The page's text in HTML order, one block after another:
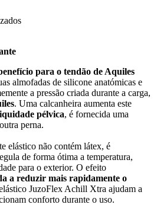
para o tendão de Aquiles
almofadas de silicone anatómicas e
a pressão criada durante a carga,
. Uma calcanheira aumenta este
pélvica, é fornecida uma
perna.
elástico não contém látex, é
de forma ótima a temperatura,
para o exterior. O efeito
a reduzir mais rapidamente o
JuzoFlex Achill Xtra ajudam a
conforto durante o uso.